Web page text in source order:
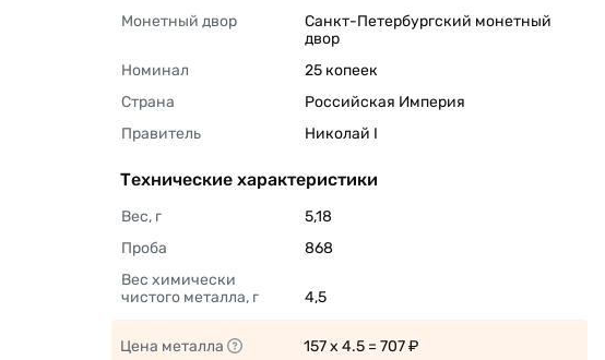
Монетный двор
Санкт-Петербургский монетный
двор
Номинал
25 копеек
Страна
Российская Империя
Правитель
Николай I
Технические характеристики
Вес, г
5,18
Проба
868
Вес химически
чистого металла, г
4,5
Цена металла 157 x 4.5 = 707 ₽